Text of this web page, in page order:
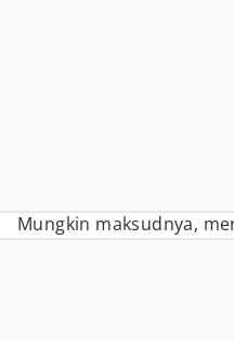
Mungkin maksudnya,